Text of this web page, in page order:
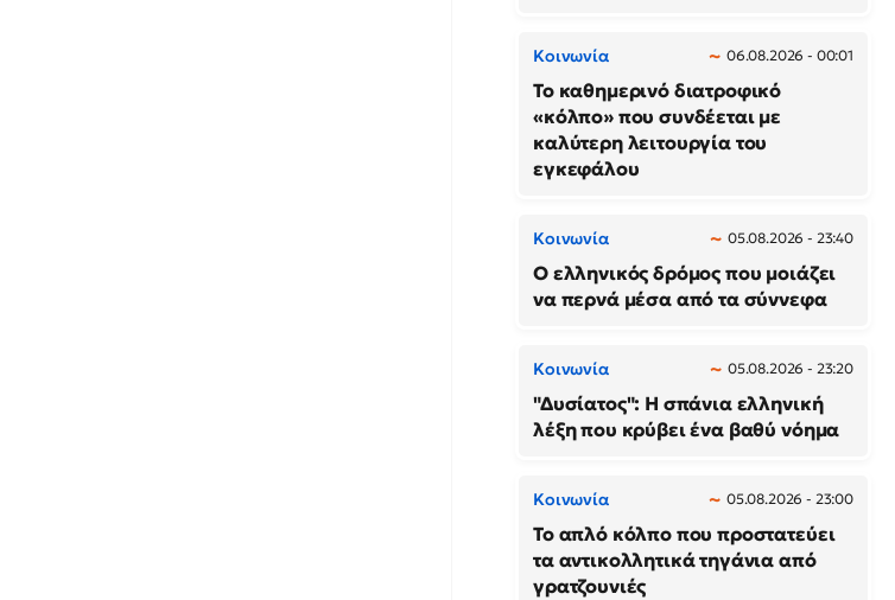
Κοινωνία 06.08.2026 - 00:01
Το καθημερινό διατροφικό
«κόλπο» που συνδέεται με
καλύτερη λειτουργία του
εγκεφάλου
Κοινωνία 05.08.2026 - 23:40
Ο ελληνικός δρόμος που μοιάζει
να περνά μέσα από τα σύννεφα
Κοινωνία 05.08.2026 - 23:20
"Δυσίατος": Η σπάνια ελληνική
λέξη που κρύβει ένα βαθύ νόημα
Κοινωνία 05.08.2026 - 23:00
Το απλό κόλπο που προστατεύει
τα αντικολλητικά τηγάνια από
γρατζουνιές